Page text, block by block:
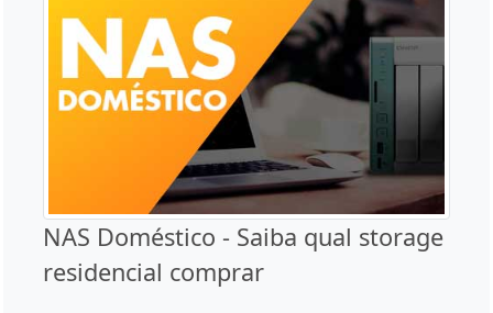
NAS Doméstico - Saiba qual storage
residencial comprar